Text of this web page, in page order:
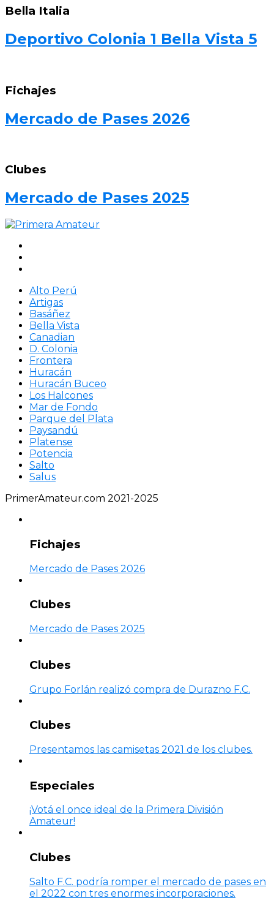
Bella Italia
Deportivo Colonia 1 Bella Vista 5
Fichajes
Mercado de Pases 2026
Clubes
Mercado de Pases 2025
Alto Perú
Artigas
Basáñez
Bella Vista
Canadian
D. Colonia
Frontera
Huracán
Huracán Buceo
Los Halcones
Mar de Fondo
Parque del Plata
Paysandú
Platense
Potencia
Salto
Salus
PrimerAmateur.com 2021-2025
Fichajes
Mercado de Pases 2026
Clubes
Mercado de Pases 2025
Clubes
Grupo Forlán realizó compra de Durazno F.C.
Clubes
Presentamos las camisetas 2021 de los clubes.
Especiales
¡Votá el once ideal de la Primera División
Amateur!
Clubes
Salto F.C. podría romper el mercado de pases en
el 2022 con tres enormes incorporaciones.